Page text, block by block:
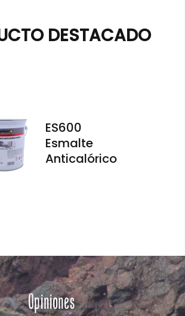
DESTACADO
ES600
Esmalte
Anticalórico
Opiniones